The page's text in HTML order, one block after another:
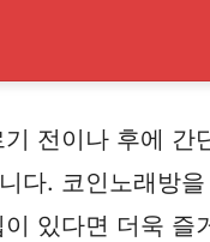
전이나 후에 간
다. 코인노래방
있다면 더욱 즐